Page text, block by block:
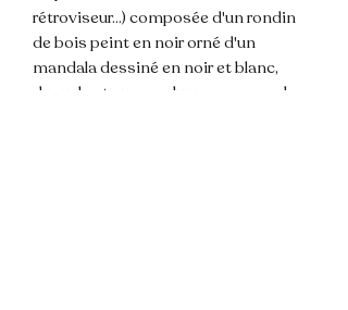
rétroviseur...) composée d'un rondin
de bois peint en noir orné d'un
mandala dessiné en noir et blanc,
duquel est suspendu un pompon de